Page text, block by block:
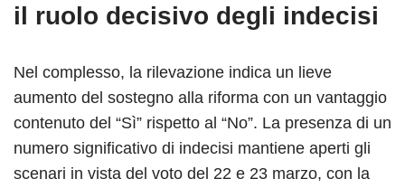
il ruolo decisivo degli indecisi
Nel complesso, la rilevazione indica un lieve
aumento del sostegno alla riforma con un vantaggio
contenuto del “Sì” rispetto al “No”. La presenza di un
numero significativo di indecisi mantiene aperti gli
scenari in vista del voto del 22 e 23 marzo, con la